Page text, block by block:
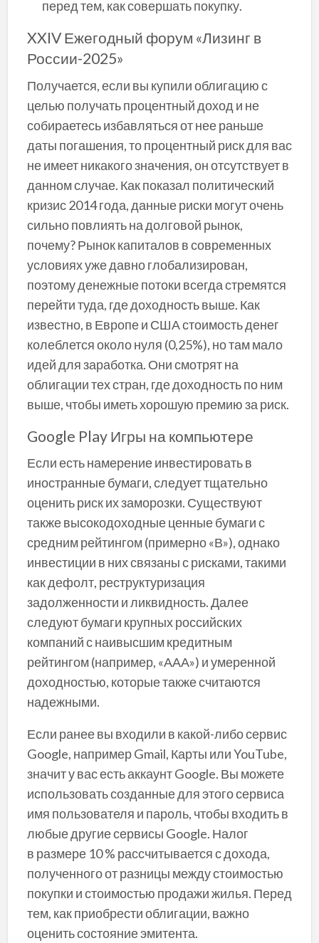
перед тем, как совершать покупку.
XXIV Ежегодный форум «Лизинг в
России-2025»
Получается, если вы купили облигацию с
целью получать процентный доход и не
собираетесь избавляться от нее раньше
даты погашения, то процентный риск для вас
не имеет никакого значения, он отсутствует в
данном случае. Как показал политический
кризис 2014 года, данные риски могут очень
сильно повлиять на долговой рынок,
почему? Рынок капиталов в современных
условиях уже давно глобализирован,
поэтому денежные потоки всегда стремятся
перейти туда, где доходность выше. Как
известно, в Европе и США стоимость денег
колеблется около нуля (0,25%), но там мало
идей для заработка. Они смотрят на
облигации тех стран, где доходность по ним
выше, чтобы иметь хорошую премию за риск.
Google Play Игры на компьютере
Если есть намерение инвестировать в
иностранные бумаги, следует тщательно
оценить риск их заморозки. Существуют
также высокодоходные ценные бумаги с
средним рейтингом (примерно «В»), однако
инвестиции в них связаны с рисками, такими
как дефолт, реструктуризация
задолженности и ликвидность. Далее
следуют бумаги крупных российских
компаний с наивысшим кредитным
рейтингом (например, «ААА») и умеренной
доходностью, которые также считаются
надежными.
Если ранее вы входили в какой-либо сервис
Google, например Gmail, Карты или YouTube,
значит у вас есть аккаунт Google. Вы можете
использовать созданные для этого сервиса
имя пользователя и пароль, чтобы входить в
любые другие сервисы Google. Налог
в размере 10 % рассчитывается с дохода,
полученного от разницы между стоимостью
покупки и стоимостью продажи жилья. Перед
тем, как приобрести облигации, важно
оценить состояние эмитента.